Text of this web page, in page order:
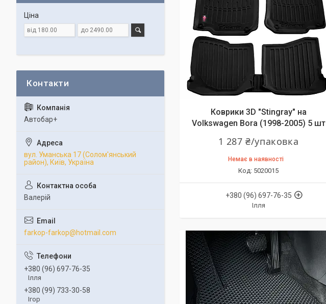
Коврики 3D "Stingray" на
Volkswagen Bora (1998-2005) 5 шт
1 287 ₴/упаковка
Немає в наявності
5020015
+380 (96) 697-76-35
Ілля
Ціна
Автобар+
вул. Уманська 17 (Солом'янський
район), Київ, Україна
Валерій
farkop-farkop@hotmail.com
+380 (96) 697-76-35
Ілля
+380 (99) 733-30-58
Ігор